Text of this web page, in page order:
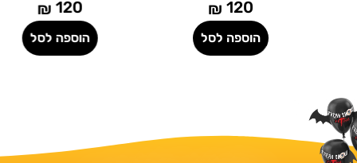
₪
הוספה לסל
₪
הוספה לסל